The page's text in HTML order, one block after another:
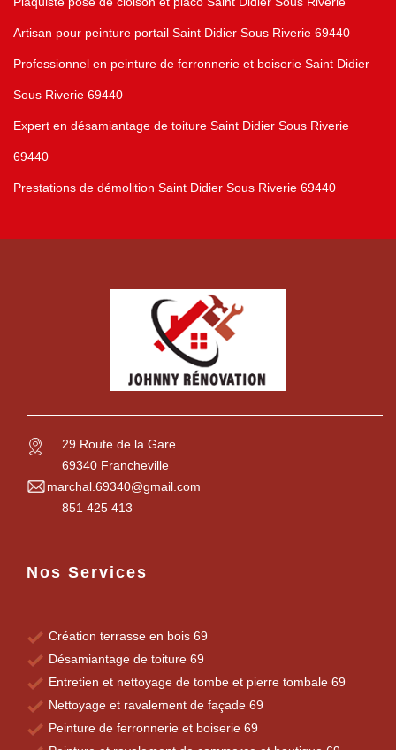
Artisan pour peinture portail Saint Didier Sous Riverie 69440
Professionnel en peinture de ferronnerie et boiserie Saint Didier
Sous Riverie 69440
Expert en désamiantage de toiture Saint Didier Sous Riverie
69440
Prestations de démolition Saint Didier Sous Riverie 69440
29 Route de la Gare
69340 Francheville
marchal.69340@gmail.com
851 425 413
Nos Services
Création terrasse en bois 69
Désamiantage de toiture 69
Entretien et nettoyage de tombe et pierre tombale 69
Nettoyage et ravalement de façade 69
Peinture de ferronnerie et boiserie 69